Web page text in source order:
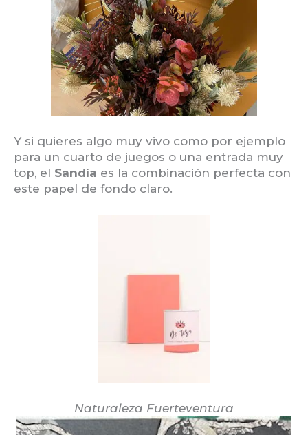
Y si quieres algo muy vivo como por ejemplo
para un cuarto de juegos o una entrada muy
top, el Sandía es la combinación perfecta con
este papel de fondo claro.
Naturaleza Fuerteventura